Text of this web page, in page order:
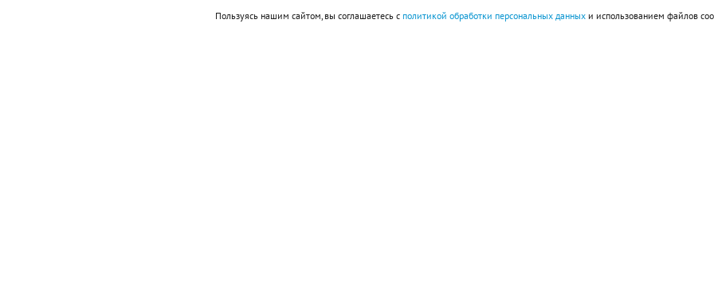
Пользуясь нашим сайтом, вы соглашаетесь с политикой обработки персональных данныхи использованием файлов